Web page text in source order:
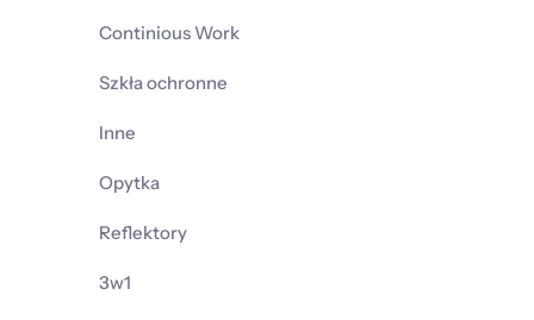
Continious Work
Szkła ochronne
Inne
Opytka
Reflektory
3w1